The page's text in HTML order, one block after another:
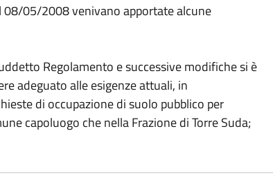
08/05/2008 venivano apportate alcune
Regolamento e successive modifiche si è
adeguato alle esigenze attuali, in
di occupazione di suolo pubblico per
capoluogo che nella Frazione di Torre Suda;